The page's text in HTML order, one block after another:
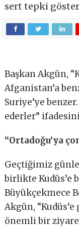
sert tepki
Başkan Akgün,
Afganistan’a
Suriye’ye
ederler”
“Ortadoğu’ya
Geçtiğimiz
birlikte Kudüs’e
Büyükçekmece
Akgün,
önemli bir